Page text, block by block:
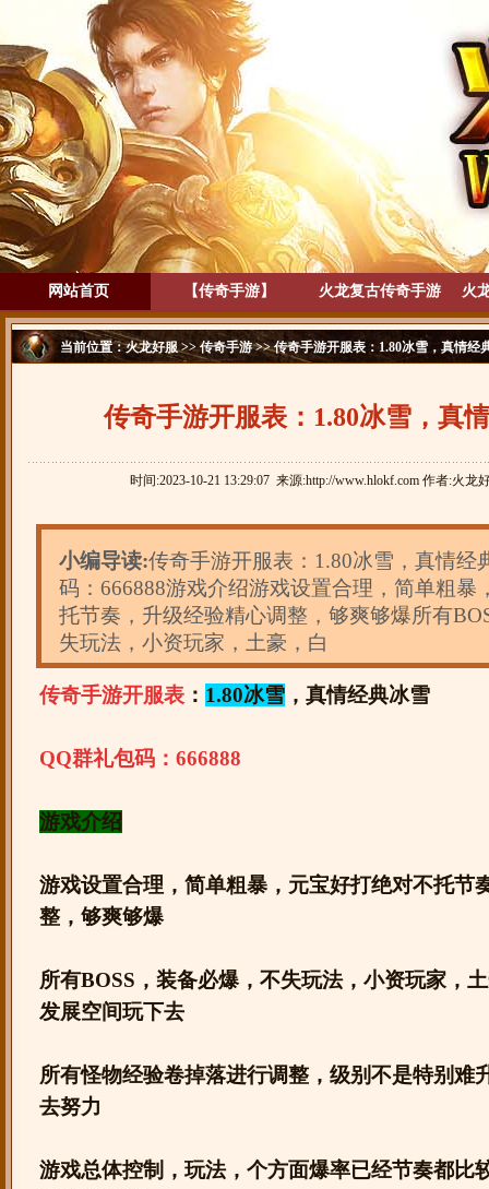
网站首页 【传奇手游】 火龙复古传奇手游 火
当前位置：火龙好服>>传奇手游>> 传奇手游开服表：1.80冰雪，真情经
传奇手游开服表：1.80冰雪，真
时间:2023-10-21 13:29:07 来源:http://www.hlokf.com 作者:火龙
小编导读:传奇手游开服表：1.80冰雪，真情经
码：666888游戏介绍游戏设置合理，简单粗暴
托节奏，升级经验精心调整，够爽够爆所有
失玩法，小资玩家，土豪，白
传奇手游开服表： 1.80冰雪，真情经典冰雪
QQ群礼包码：666888
游戏介绍
游戏设置合理，简单粗暴，元宝好打绝对不托节
整，够爽够爆
所有BOSS，装备必爆，不失玩法，小资玩家，
发展空间玩下去
所有怪物经验卷掉落进行调整，级别不是特别难
去努力
游戏总体控制，玩法，个方面爆率已经节奏都比